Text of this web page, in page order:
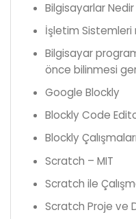
Bilgisayarlar Nedir
İşletim Sistemleri
Bilgisayar
önce bilinmesi
Google Blockly
Blockly Code
Blockly
Scratch – MIT
Scratch ile
Scratch Proje ve